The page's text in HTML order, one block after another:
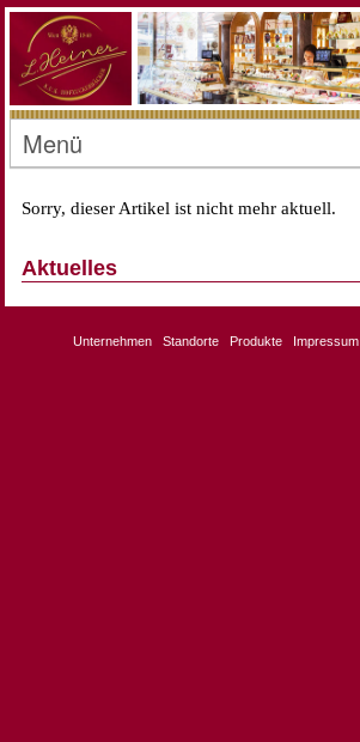
Menü
Sorry, dieser Artikel ist nicht mehr aktuell.
Aktuelles
Unternehmen Standorte Produkte Impressum